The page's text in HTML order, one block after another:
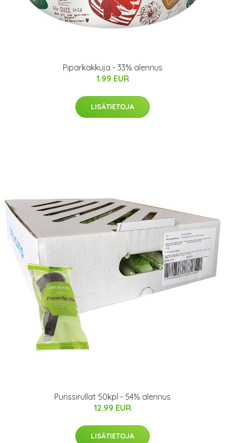
Piparkakkuja - 33% alennus
1.99 EUR
LISÄTIETOJA
Punssirullat 50kpl - 54% alennus
12.99 EUR
LISÄTIETOJA